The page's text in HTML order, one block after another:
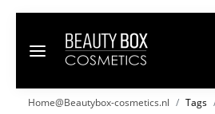
Home@Beautybox-cosmetics.nl Tags